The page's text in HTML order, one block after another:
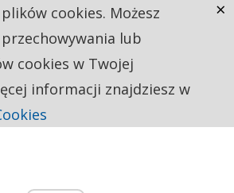
cookies. Możesz
lub
cookies w Twojej
informacji znajdziesz w
×